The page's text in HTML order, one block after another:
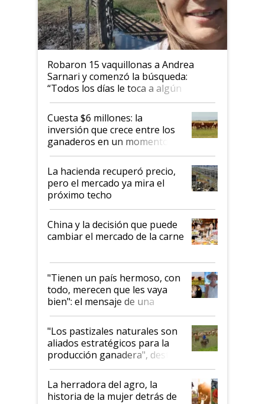
Robaron 15 vaquillonas a Andrea
Sarnari y comenzó la búsqueda:
“Todos los días le toca a algún
productor”
Cuesta $6 millones: la
inversión que crece entre los
ganaderos en un momento
histórico para la actividad
La hacienda recuperó precio,
pero el mercado ya mira el
próximo techo
China y la decisión que puede
cambiar el mercado de la carne
"Tienen un país hermoso, con
todo, merecen que les vaya
bien": el mensaje de una
ganadera uruguaya sobre las
oportunidades que se abren
para el agro en Argentina, con
foco en la carne
"Los pastizales naturales son
aliados estratégicos para la
producción ganadera", destaca
la iniciativa que ya reúne a 46
establecimientos en Argentina
La herradora del agro, la
historia de la mujer detrás de